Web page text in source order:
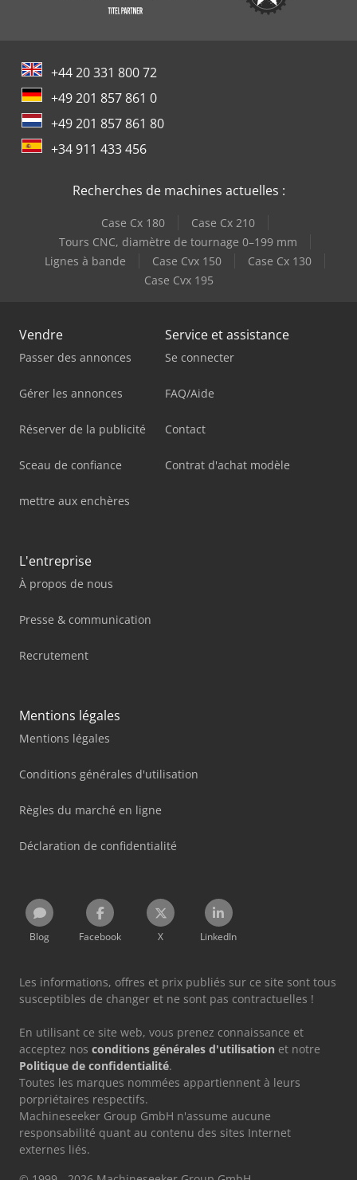
+44 20 331 800 72
+49 201 857 861 0
+49 201 857 861 80
+34 911 433 456
Recherches de machines actuelles :
Case Cx 180
Case Cx 210
Tours CNC, diamètre de tournage 0–199 mm
Lignes à bande
Case Cvx 150
Case Cx 130
Case Cvx 195
Vendre
Passer des annonces
Gérer les annonces
Réserver de la publicité
Sceau de confiance
mettre aux enchères
Service et assistance
Se connecter
FAQ/Aide
Contact
Contrat d'achat modèle
L'entreprise
À propos de nous
Presse & communication
Recrutement
Mentions légales
Mentions légales
Conditions générales d'utilisation
Règles du marché en ligne
Déclaration de confidentialité
Blog Facebook X LinkedIn
Les informations, offres et prix publiés sur ce site sont tous
susceptibles de changer et ne sont pas contractuelles !
En utilisant ce site web, vous prenez connaissance et
acceptez nos conditions générales d'utilisation et notre
Politique de confidentialité.
Toutes les marques nommées appartiennent à leurs
porpriétaires respectifs.
Machineseeker Group GmbH n'assume aucune
responsabilité quant au contenu des sites Internet
externes liés.